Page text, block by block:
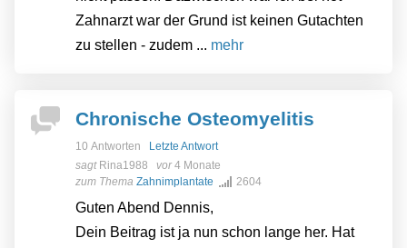
Zahnarzt war der Grund ist keinen Gutachten
zu stellen - zudem ... mehr
Chronische Osteomyelitis
10 Antworten
Letzte Antwort
sagt Rina1988 vor4 Monate
zum Thema Zahnimplantate 2604
Guten Abend Dennis,
Dein Beitrag ist ja nun schon lange her. Hat